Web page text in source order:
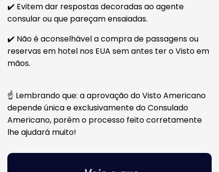
✔️ Evitem dar respostas decoradas ao agente
consular ou que pareçam ensaiadas.
✔️ Não é aconselhável a compra de passagens ou
reservas em hotel nos EUA sem antes ter o Visto em
mãos.
☝️ Lembrando que: a aprovação do Visto Americano
depende única e exclusivamente do Consulado
Americano, porém o processo feito corretamente
lhe ajudará muito!